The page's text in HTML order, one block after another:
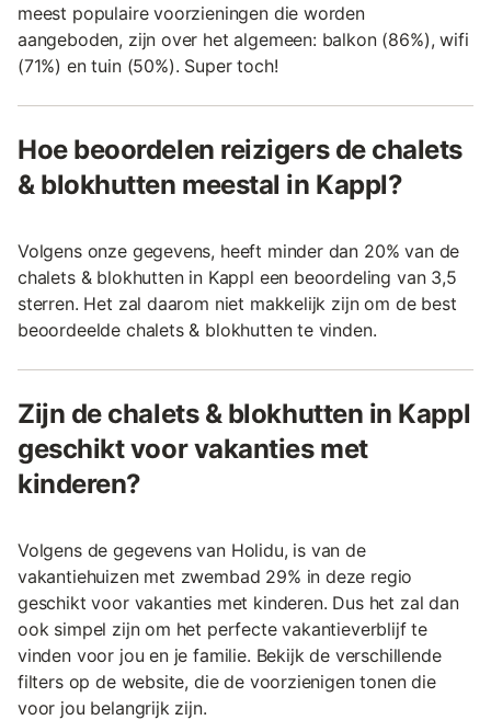
meest populaire voorzieningen die worden
aangeboden, zijn over het algemeen: balkon (86%), wifi
(71%) en tuin (50%). Super toch!
Hoe beoordelen reizigers de chalets
& blokhutten meestal in Kappl?
Volgens onze gegevens, heeft minder dan 20% van de
chalets & blokhutten in Kappl een beoordeling van 3,5
sterren. Het zal daarom niet makkelijk zijn om de best
beoordeelde chalets & blokhutten te vinden.
Zijn de chalets & blokhutten in Kappl
geschikt voor vakanties met
kinderen?
Volgens de gegevens van Holidu, is van de
vakantiehuizen met zwembad 29% in deze regio
geschikt voor vakanties met kinderen. Dus het zal dan
ook simpel zijn om het perfecte vakantieverblijf te
vinden voor jou en je familie. Bekijk de verschillende
filters op de website, die de voorzienigen tonen die
voor jou belangrijk zijn.